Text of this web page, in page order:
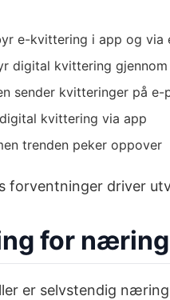
e-kvittering i app og via
digital kvittering
sender kvitteringer på e-
kvittering via app
trenden peker oppover
driver
for
er selvstendig